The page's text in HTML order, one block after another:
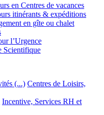
en Centres de vacances
itinérants & expéditions
en gîte ou chalet
l’Urgence
Scientifique
(...) Centres de Loisirs,
Incentive, Services RH et